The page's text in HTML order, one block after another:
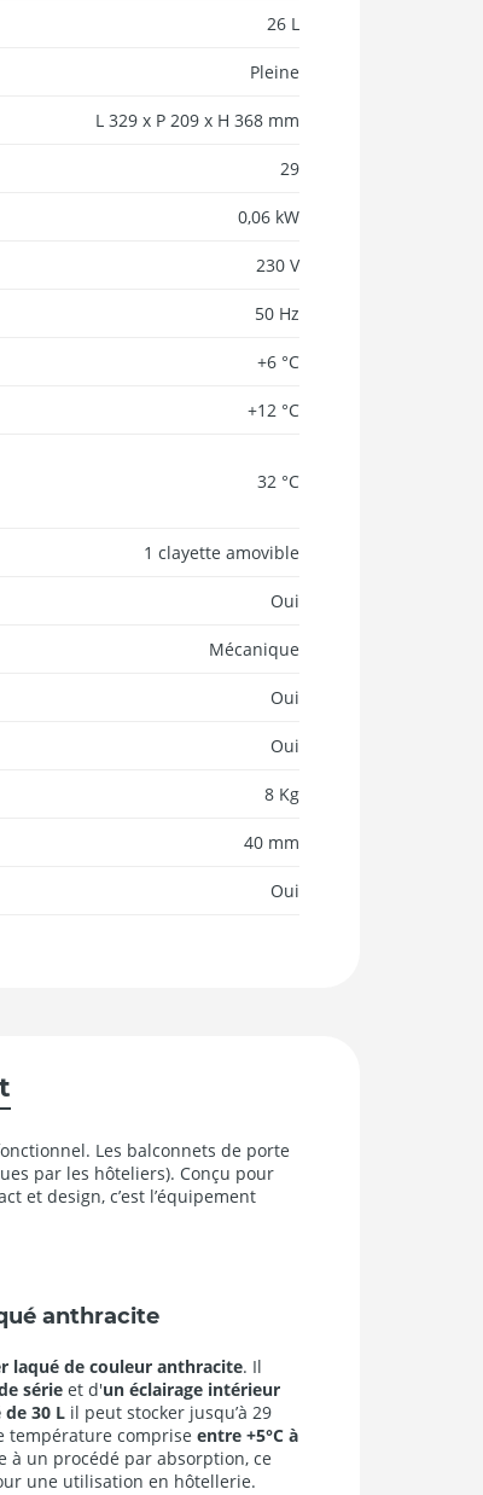
26 L
Pleine
L 329 x P 209 x H 368 mm
29
0,06 kW
230 V
50 Hz
+6 °C
+12 °C
32 °C
1 clayette amovible
Oui
Mécanique
Oui
Oui
8 Kg
40 mm
Oui
Les balconnets de porte
par les hôteliers). Conçu pour
et design, c’est l’équipement
anthracite
laqué de couleur anthracite. Il
série et d'unéclairage intérieur
de 30 L il peut stocker jusqu’à 29
température compriseentre +5°C à
à un procédé par absorption, ce
une utilisation en hôtellerie.